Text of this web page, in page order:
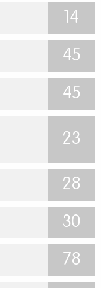
14
45
45
23
28
30
78